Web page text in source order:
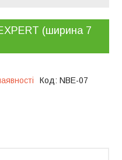
(ширина 7
Код: NBE-07